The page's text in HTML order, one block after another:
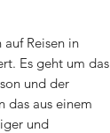
Reisen in
Es geht um das
und der
das aus einem
und